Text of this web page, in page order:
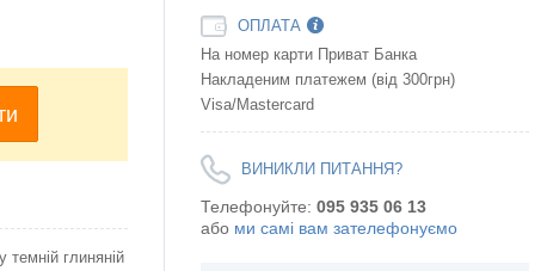
глиняній
ОПЛАТА
На номер карти Приват Банка
Накладеним платежем (від 300грн)
Visa/Mastercard
ВИНИКЛИ ПИТАННЯ?
Телефонуйте: 095 935 06 13
або ми самі вам зателефонуємо